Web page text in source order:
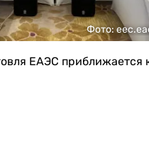
Фото:
ЕАЭС приближается